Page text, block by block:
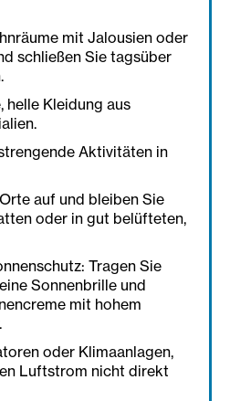
mit Jalousien oder
schließen Sie tagsüber
helle Kleidung aus
Aktivitäten in
auf und bleiben Sie
oder in gut belüfteten,
Tragen Sie
Sonnenbrille und
mit hohem
oder Klimaanlagen,
Luftstrom nicht direkt